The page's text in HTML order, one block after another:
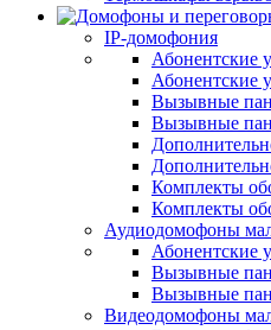
IP-домофония
Абонентские
Абонентские
Вызывные
Вызывные
Комплекты
Комплекты
Аудиодомофоны
Абонентские
Вызывные
Вызывные
Видеодомофоны